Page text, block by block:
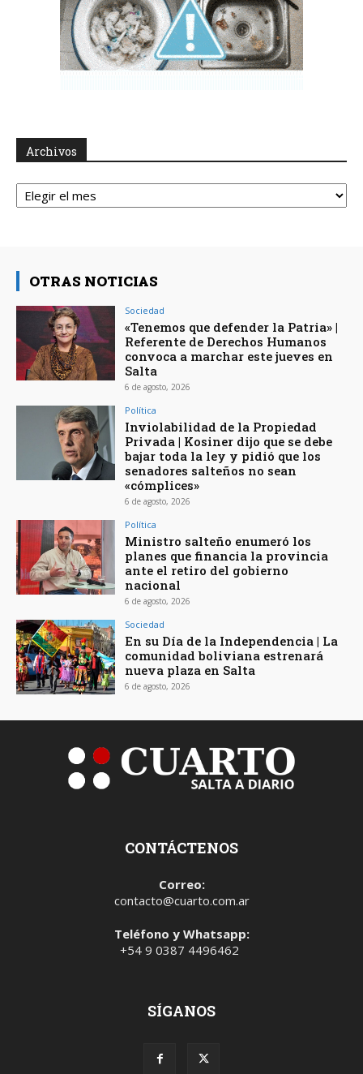
Archivos
Archivos
OTRAS NOTICIAS
Sociedad
«Tenemos que defender la Patria» |
Referente de Derechos Humanos
convoca a marchar este jueves en
Salta
6 de agosto, 2026
Política
Inviolabilidad de la Propiedad
Privada | Kosiner dijo que se debe
bajar toda la ley y pidió que los
senadores salteños no sean
«cómplices»
6 de agosto, 2026
Política
Ministro salteño enumeró los
planes que financia la provincia
ante el retiro del gobierno
nacional
6 de agosto, 2026
Sociedad
En su Día de la Independencia | La
comunidad boliviana estrenará
nueva plaza en Salta
6 de agosto, 2026
CONTÁCTENOS
Correo:
contacto@cuarto.com.ar
Teléfono y Whatsapp:
+54 9 0387 4496462
SÍGANOS